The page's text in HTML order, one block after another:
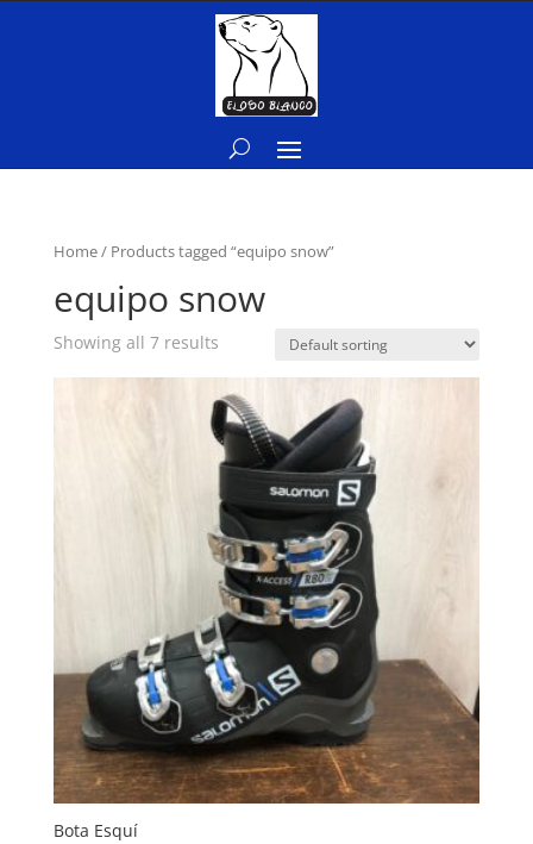
Home/ Products tagged “equipo snow”
equipo snow
Showing all 7 results
Bota Esquí